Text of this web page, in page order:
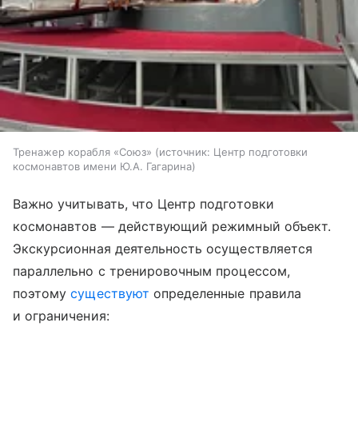
Тренажер корабля «Союз» источник: Центр подготовки
космонавтов имени Ю.А. Гагарина
Важно учитывать, что Центр подготовки
космонавтов — действующий режимный объект.
Экскурсионная деятельность осуществляется
параллельно с тренировочным процессом,
поэтомусуществуют определенные правила
и ограничения: